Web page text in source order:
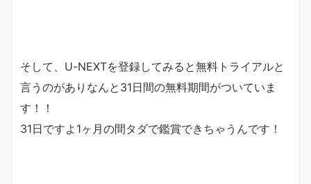
そして、U-NEXTを登録してみると無料トライアルと
言うのがありなんと 31日間の無料期間がついていま
す！！
31日ですよ1ヶ月の間タダで鑑賞できちゃうんです！